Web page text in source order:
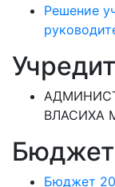
Решение
ВЛАСИХА
Бюджет